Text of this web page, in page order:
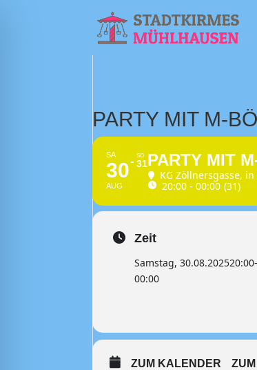
PARTY MIT M-
SA
30
AUG
SO
31PARTY MIT
KG Zöllnersgasse, in
20:00 - 00:00 (31)
Zeit
Samstag, 30.08.202520:00
00:00
ZUM KALENDER